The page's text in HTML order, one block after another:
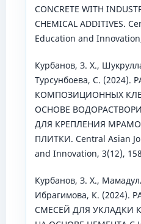
CONCRETE WITH
CHEMICAL ADDITIVES.
Education and
Курбанов, З. Х.,
Турсунбоева, С. (2024).
КОМПОЗИЦИОННЫХ
ОСНОВЕ
ДЛЯ КРЕПЛЕНИЯ
ПЛИТКИ. Central Asian
and Innovation, 3(12),
Курбанов, З. Х.,
Ибрагимова, К. (2024).
СМЕСЕЙ ДЛЯ УКЛАДКИ